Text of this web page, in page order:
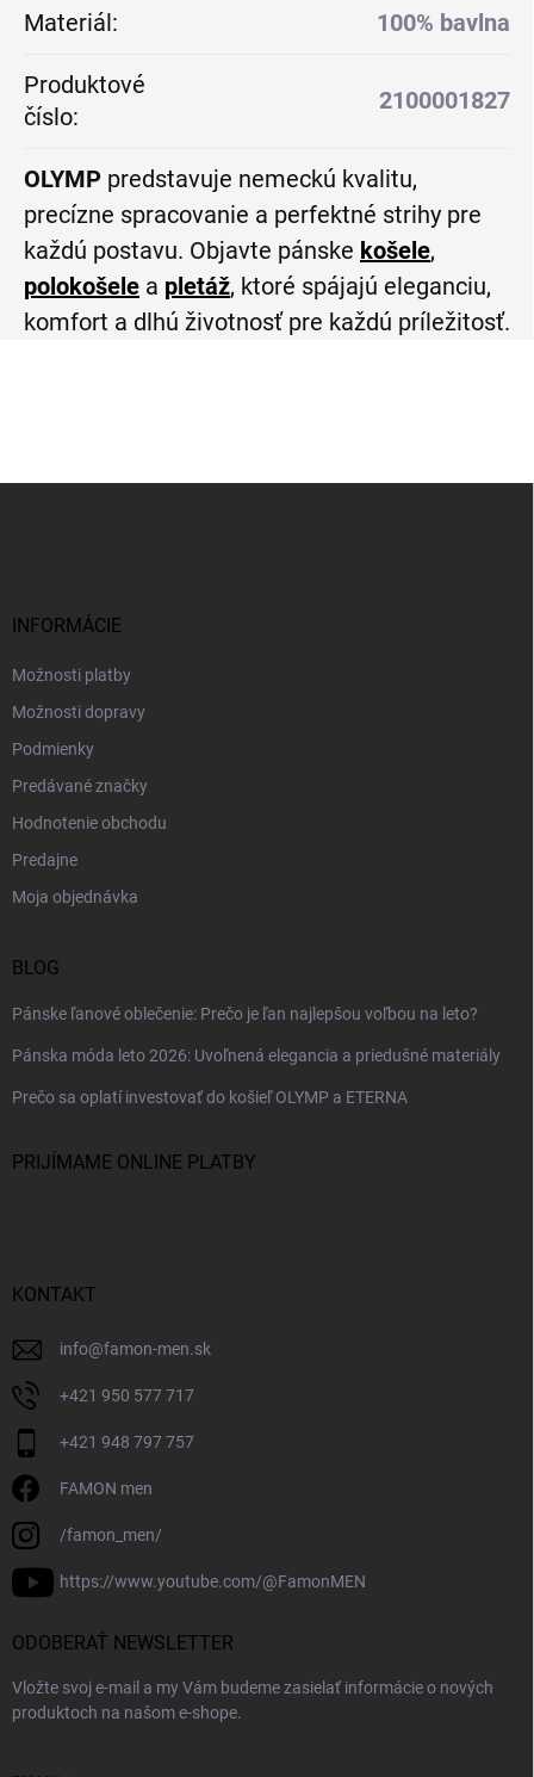
Materiál: 100% bavlna
Produktové
číslo:
2100001827
OLYMP predstavuje nemeckú kvalitu,
precízne spracovanie a perfektné strihy pre
každú postavu. Objavte pánske košele,
polokošele a pletáž, ktoré spájajú eleganciu,
komfort a dlhú životnosť pre každú príležitosť.
INFORMÁCIE
Možnosti platby
Možnosti dopravy
Podmienky
Predávané značky
Hodnotenie obchodu
Predajne
Moja objednávka
BLOG
Pánske ľanové oblečenie: Prečo je ľan najlepšou voľbou na leto?
Pánska móda leto 2026: Uvoľnená elegancia a priedušné materiály
Prečo sa oplatí investovať do košieľ OLYMP a ETERNA
PRIJÍMAME ONLINE PLATBY
KONTAKT
info@famon-men.sk
+421 950 577 717
+421 948 797 757
FAMON men
/famon_men/
https://www.youtube.com/@FamonMEN
ODOBERAŤ NEWSLETTER
Vložte svoj e-mail a my Vám budeme zasielať informácie o nových
produktoch na našom e-shope.